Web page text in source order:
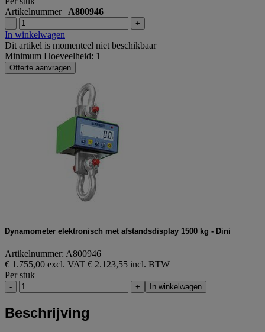
Artikelnummer A800946
- +
In winkelwagen
Dit artikel is momenteel niet beschikbaar
Minimum Hoeveelheid: 1
Offerte aanvragen
Dynamometer elektronisch met afstandsdisplay 1500 kg - Dini
Artikelnummer: A800946
€ 1.755,00 excl. VAT € 2.123,55 incl. BTW
Per stuk
- + In winkelwagen
Beschrijving